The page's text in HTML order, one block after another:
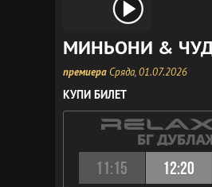
МИНЬОНИ &
премиера Сряда, 01.07.2026
КУПИ БИЛЕТ
11:15 12:20